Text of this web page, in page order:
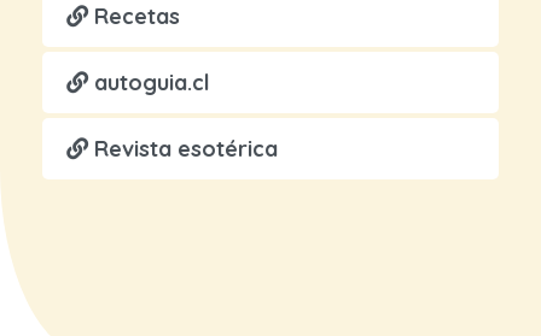
Recetas
autoguia.cl
Revista esotérica